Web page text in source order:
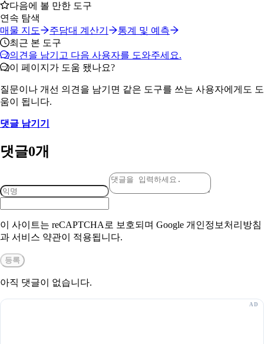
다음에 볼 만한 도구
연속 탐색
매물 지도
주담대 계산기
통계 및 예측
최근 본 도구
의견을 남기고 다음 사용자를 도와주세요.
이 페이지가 도움 됐나요?
질문이나 개선 의견을 남기면 같은 도구를 쓰는 사용자에게도 도
움이 됩니다.
댓글 남기기
댓글0개
이 사이트는 reCAPTCHA로 보호되며 Google 개인정보처리방침
과 서비스 약관이 적용됩니다.
등록
아직 댓글이 없습니다.